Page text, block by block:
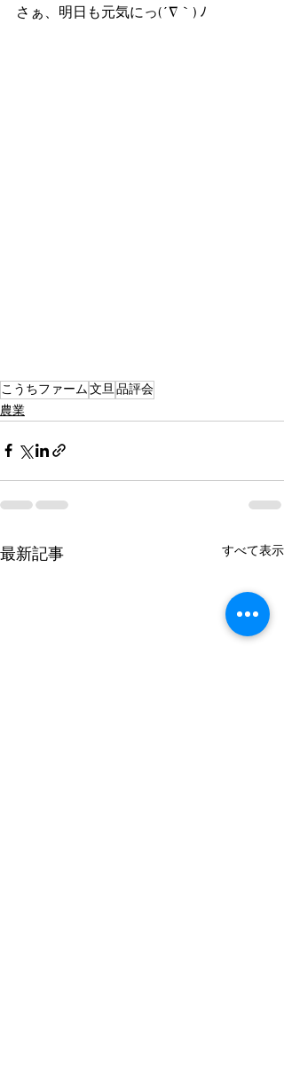
さぁ、明日も元気にっ(´∇｀) ﾉ
こうちファーム文旦品評会
農業
最新記事 すべて表示